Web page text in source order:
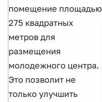
помещение площадью
275 квадратных
метров для
размещения
молодежного центра.
Это позволит не
только улучшить